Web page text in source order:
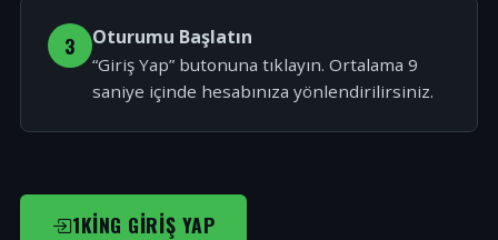
3 Oturumu Başlatın
“Giriş Yap” butonuna tıklayın. Ortalama 9
saniye içinde hesabınıza yönlendirilirsiniz.
1KING GIRIŞ YAP